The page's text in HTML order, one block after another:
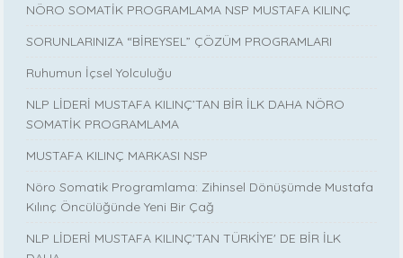
NÖRO SOMATİK PROGRAMLAMA NSP MUSTAFA KILINÇ
SORUNLARINIZA “BİREYSEL” ÇÖZÜM PROGRAMLARI
Ruhumun İçsel Yolculuğu
NLP LİDERİ MUSTAFA KILINÇ’TAN BİR İLK DAHA NÖRO
SOMATİK PROGRAMLAMA
MUSTAFA KILINÇ MARKASI NSP
Nöro Somatik Programlama: Zihinsel Dönüşümde Mustafa
Kılınç Öncülüğünde Yeni Bir Çağ
NLP LİDERİ MUSTAFA KILINÇ'TAN TÜRKİYE' DE BİR İLK